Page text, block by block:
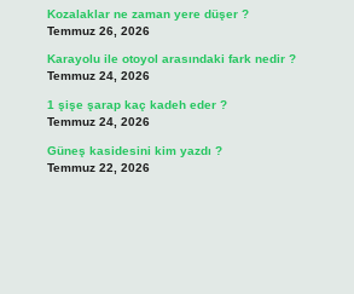
Kozalaklar ne zaman yere düşer ?
Temmuz 26, 2026
Karayolu ile otoyol arasındaki fark nedir ?
Temmuz 24, 2026
1 şişe şarap kaç kadeh eder ?
Temmuz 24, 2026
Güneş kasidesini kim yazdı ?
Temmuz 22, 2026